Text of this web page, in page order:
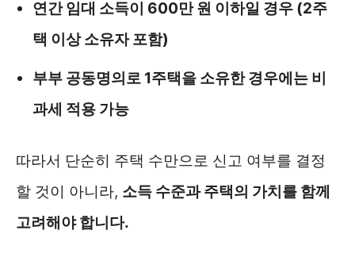
연간 임대 소득이 600만 원 이하일 경우 (2주
택 이상 소유자 포함)
부부 공동명의로 1주택을 소유한 경우에는 비
과세 적용 가능
따라서 단순히 주택 수만으로 신고 여부를 결정
할 것이 아니라, 소득 수준과 주택의 가치를 함께
고려해야 합니다.